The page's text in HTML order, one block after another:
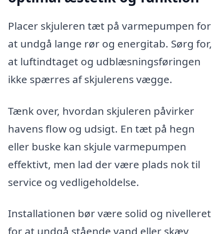
Placer skjuleren tæt på varmepumpen for
at undgå lange rør og energitab. Sørg for,
at luftindtaget og udblæsningsføringen
ikke spærres af skjulerens vægge.
Tænk over, hvordan skjuleren påvirker
havens flow og udsigt. En tæt på hegn
eller buske kan skjule varmepumpen
effektivt, men lad der være plads nok til
service og vedligeholdelse.
Installationen bør være solid og nivelleret
for at undgå stående vand eller skæv